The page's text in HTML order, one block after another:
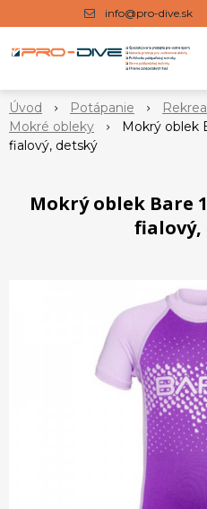
info@pro-dive.sk
Úvod Potápanie
Mokré obleky
Mokrý oblek
fialový, detský
Mokrý oblek Bare
fialový,